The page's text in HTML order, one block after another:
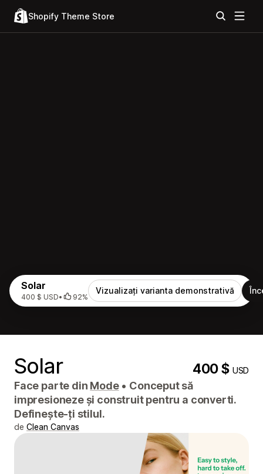
Shopify Theme Store
Solar
400 $ USD• 92%
Vizualizați varianta demonstrativă
Solar 400 $USD
Face parte din Mode • Conceput să
impresioneze și construit pentru a converti.
Definește-ți stilul.
de Clean Canvas